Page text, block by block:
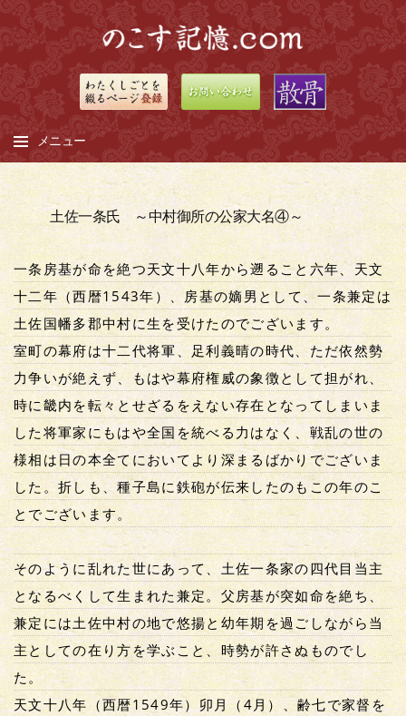
メニュー
コ
ン
テ
ン
ツ
へ
ス
キ
ッ
プ
土佐一条氏 ～中村御所の公家大名④～
一条房基が命を絶つ天文十八年から遡ること六年、天文
十二年（西暦1543年）、房基の嫡男として、一条兼定は
土佐国幡多郡中村に生を受けたのでございます。
室町の幕府は十二代将軍、足利義晴の時代、ただ依然勢
力争いが絶えず、もはや幕府権威の象徴として担がれ、
時に畿内を転々とせざるをえない存在となってしまいま
した将軍家にもはや全国を統べる力はなく、戦乱の世の
様相は日の本全てにおいてより深まるばかりでございま
した。折しも、種子島に鉄砲が伝来したのもこの年のこ
とでございます。
そのように乱れた世にあって、土佐一条家の四代目当主
となるべくして生まれた兼定。父房基が突如命を絶ち、
兼定には土佐中村の地で悠揚と幼年期を過ごしながら当
主としての在り方を学ぶこと、時勢が許さぬものでし
た。
天文十八年（西暦1549年）卯月（4月）、齢七で家督を